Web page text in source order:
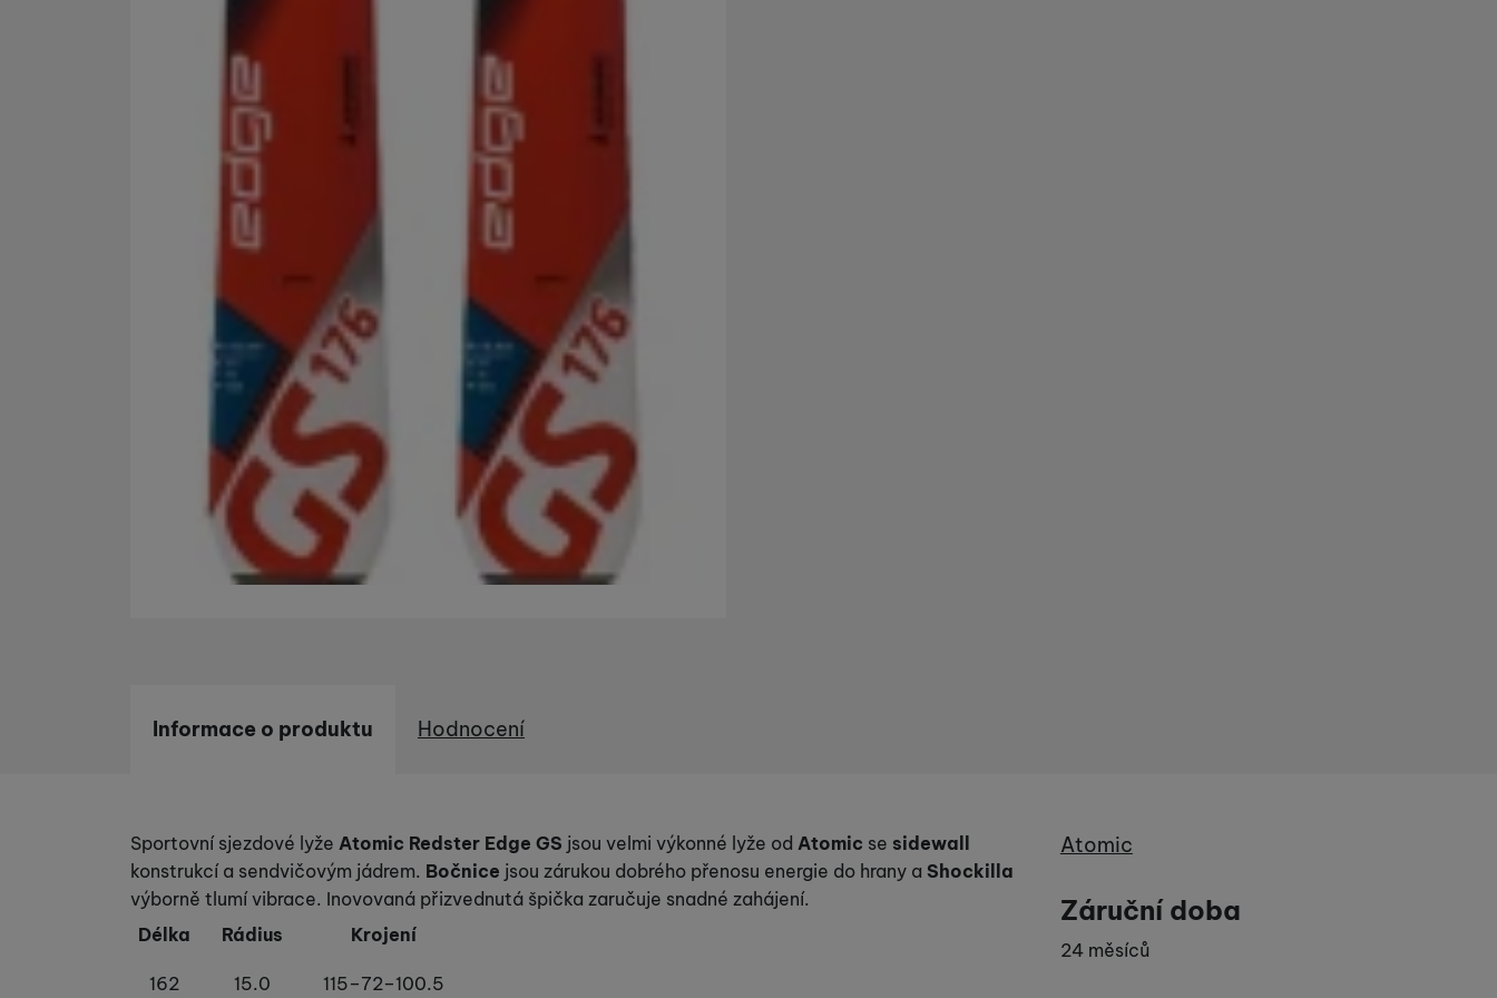
Marketingové cookies používáme my nebo naši partneři, abychom vám mohli zobrazit vhodné obsahy nebo reklamy
Informace o produktu Hodnocení
Sportovní sjezdové lyže Atomic Redster Edge GS jsou velmi výkonné lyže od Atomic se sidewall
konstrukcí a sendvičovým jádrem. Bočnice jsou zárukou dobrého přenosu energie do hrany a Shockilla
výborně tlumí vibrace. Inovovaná přizvednutá špička zaručuje snadné zahájení.
Délka
Rádius Krojení
162 15.0 115–72–100.5
Výrobce
Atomic
Záruční doba
24 měsíců